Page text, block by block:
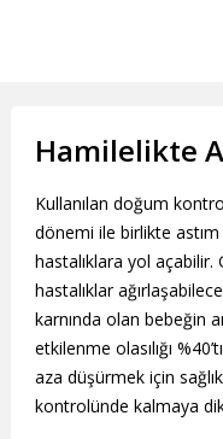
Hamilelikte
Kullanılan doğum
dönemi ile birlikte
hastalıklara yol
hastalıklar
karnında olan bebeğin
etkilenme olasılığı
aza düşürmek için
kontrolünde kalmaya